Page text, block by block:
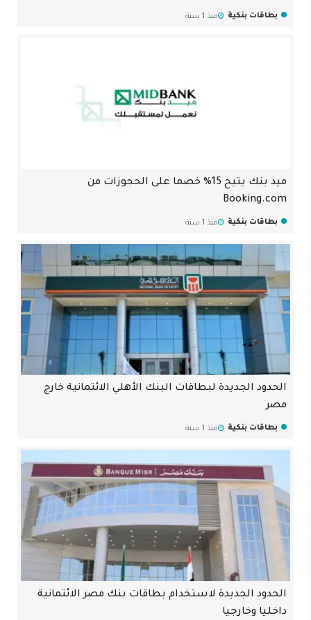
بطاقات بنكية منذ 1 سنة
ميد بنك يتيح 15% خصما على الحجوزات من
Booking.com
بطاقات بنكية منذ 1 سنة
الحدود الجديدة لبطاقات البنك الأهلي الائتمانية خارج
مصر
بطاقات بنكية منذ 1 سنة
الحدود الجديدة لاستخدام بطاقات بنك مصر الائتمانية
داخليا وخارجيا